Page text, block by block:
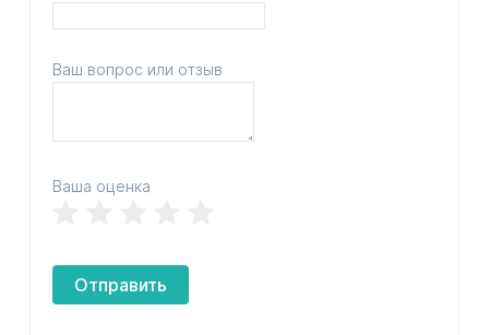
Ваш вопрос или отзыв
Ваша оценка
Отправить